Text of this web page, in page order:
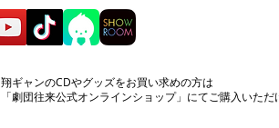
​翔ギャンのCDやグッズをお買い求めの方は
「劇団往来公式オンラインショップ」にてご購入いただ